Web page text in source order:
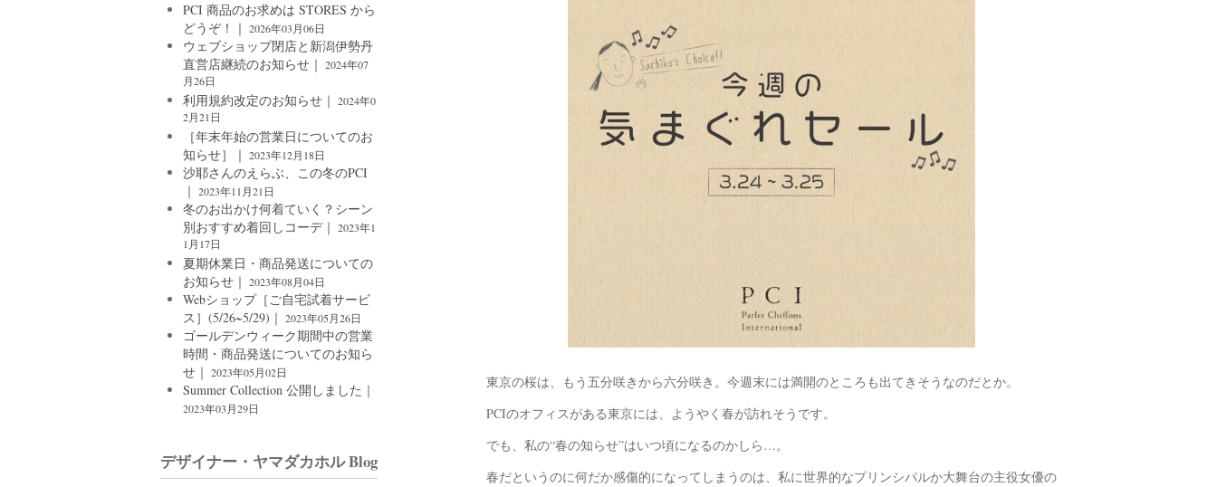
東京の桜は、もう五分咲きから六分咲き。今週末には満開のところも出てきそうなのだとか。
PCIのオフィスがある東京には、ようやく春が訪れそうです。
でも、私の“春の知らせ”はいつ頃になるのかしら…。
春だというのに何だか感傷的になってしまうのは、私に世界的なプリンシパルか大舞台の主役女優の
PCI 商品のお求めは STORES から
どうぞ！｜ 2026年03月06日
ウェブショップ閉店と新潟伊勢丹
直営店継続のお知らせ｜ 2024年07
月26日
利用規約改定のお知らせ｜ 2024年0
2月21日
［年末年始の営業日についてのお
知らせ］｜ 2023年12月18日
沙耶さんのえらぶ、この冬のPCI
｜ 2023年11月21日
冬のお出かけ何着ていく？シーン
別おすすめ着回しコーデ｜ 2023年1
1月17日
夏期休業日・商品発送についての
お知らせ｜ 2023年08月04日
Webショップ［ご自宅試着サービ
ス］(5/26~5/29)｜ 2023年05月26日
ゴールデンウィーク期間中の営業
時間・商品発送についてのお知ら
せ｜ 2023年05月02日
Summer Collection 公開しました｜
2023年03月29日
デザイナー・ヤマダカホル Blog